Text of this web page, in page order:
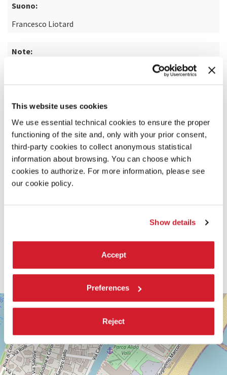
This website uses cookies
We use essential technical cookies to ensure the proper
functioning of the site and, only with your prior consent,
third-party cookies to collect anonymous statistical
information about browsing. You can choose which
cookies to authorize. For more information, please see
our cookie policy.
Show details
Accept
Preferences
Reject
Suono:
Francesco Liotard
Note:
dal romanzo "La scuola cattolica" di Edoardo Albinati
SCOPRI DI PIÙ SUL FILM
SALA
DARSENA
LUNGOMARE
MARCONI
30126
LIDO
DI
VENEZIA
+